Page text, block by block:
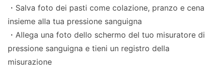
・Salva foto dei pasti come colazione, pranzo e cena
insieme alla tua pressione sanguigna
・Allega una foto dello schermo del tuo misuratore di
pressione sanguigna e tieni un registro della
misurazione